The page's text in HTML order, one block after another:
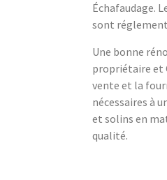
Échafaudage.
sont
Une bonne
propriétaire et
vente et la
nécessaires à
et solins en
qualité.